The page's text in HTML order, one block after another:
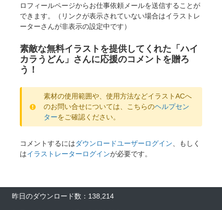
ロフィールページからお仕事依頼メールを送信することが
できます。（リンクが表示されていない場合はイラストレ
ーターさんが非表示の設定中です）
素敵な無料イラストを提供してくれた「ハイ
カラうどん」さんに応援のコメントを贈ろ
う！
素材の使用範囲や、使用方法などイラストACへ
のお問い合せについては、こちらのヘルプセン
ターをご確認ください。
コメントするにはダウンロードユーザーログイン、もしく
はイラストレーターログインが必要です。
昨日のダウンロード数：138,214